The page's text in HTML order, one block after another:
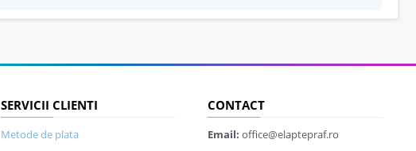
SERVICII CLIENTI
Metode de plata
CONTACT
Email: office@elaptepraf.ro